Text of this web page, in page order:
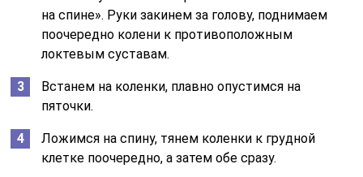
на спине». Руки закинем за голову, поднимаем
поочередно колени к противоположным
локтевым суставам.
Встанем на коленки, плавно опустимся на
пяточки.
Ложимся на спину, тянем коленки к грудной
клетке поочередно, а затем обе сразу.